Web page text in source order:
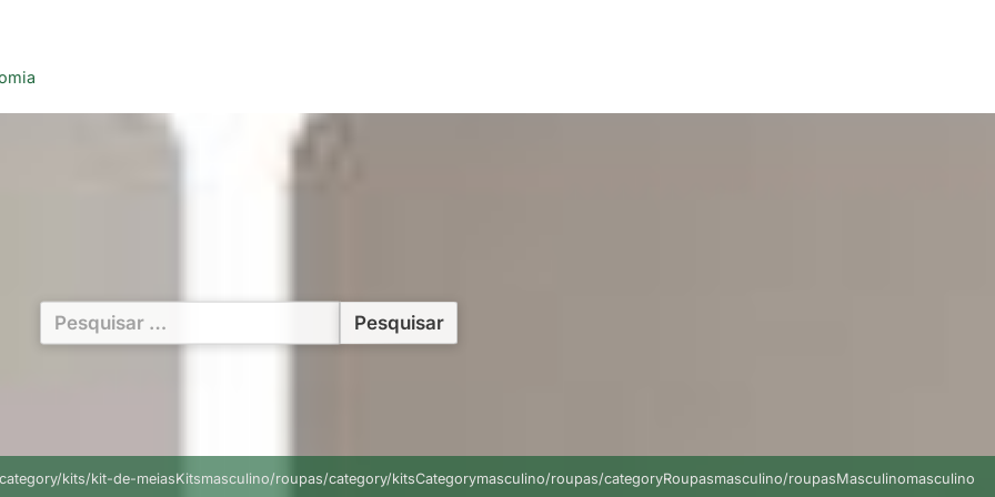
Pesquisar
por:
kits/kit-de-meiasKitsmasculino/roupas/category/kitsCategorymasculino/roupas/categoryRoupasmasculino/roupasMasculinomasculino